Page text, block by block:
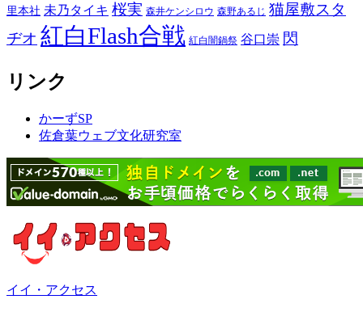
里本社 未乃タイキ 桜実 森井ケンシロウ 森野あるじ 猫屋敷スタ
ヂオ 紅白Flash合戦 紅白闇鍋祭 谷口崇 閃
リンク
かーずSP
佐倉葉ウェブ文化研究室
イイ・アクセス